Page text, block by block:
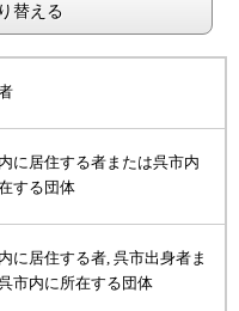
替える
に居住する者または呉市内
する団体
に居住する者, 呉市出身者ま
市内に所在する団体